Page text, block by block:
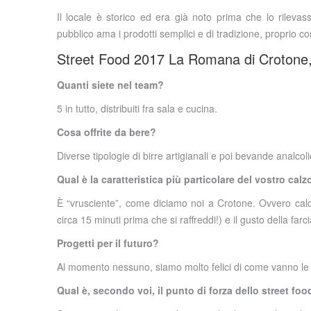
Il locale è storico ed era già noto prima che lo
pubblico ama i prodotti semplici e di tradizione, proprio
Street Food 2017 La Romana di
Quanti siete nel team?
5 in tutto, distribuiti fra sala e cucina.
Cosa offrite da bere?
Diverse tipologie di birre artigianali e poi bevande
Qual è la caratteristica più particolare del vostro
È “vrusciente”, come diciamo noi a Crotone. Ovvero
circa 15 minuti prima che si raffreddi!) e il gusto della
Progetti per il futuro?
Al momento nessuno, siamo molto felici di come vanno
Qual è, secondo voi, il punto di forza dello street